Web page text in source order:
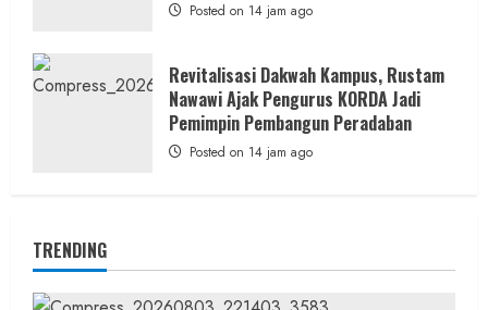
Posted on 14 jam ago
Revitalisasi Dakwah Kampus, Rustam
Nawawi Ajak Pengurus KORDA Jadi
Pemimpin Pembangun Peradaban
Posted on 14 jam ago
TRENDING